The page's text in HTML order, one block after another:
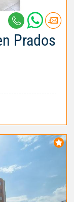
Prados